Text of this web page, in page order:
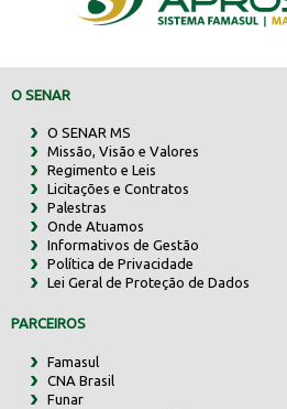
O SENAR
O SENAR MS
Missão, Visão e Valores
Regimento e Leis
Licitações e Contratos
Palestras
Onde Atuamos
Informativos de Gestão
Política de Privacidade
Lei Geral de Proteção de Dados
PARCEIROS
Famasul
CNA Brasil
Funar